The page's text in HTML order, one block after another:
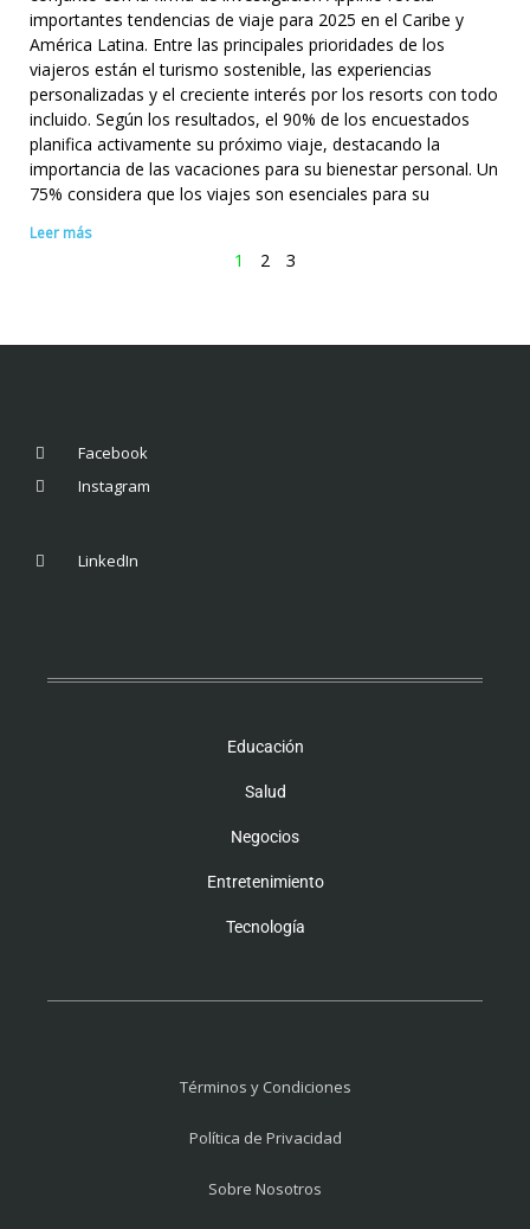
importantes tendencias de viaje para 2025 en el Caribe y
América Latina. Entre las principales prioridades de los
viajeros están el turismo sostenible, las experiencias
personalizadas y el creciente interés por los resorts con todo
incluido. Según los resultados, el 90% de los encuestados
planifica activamente su próximo viaje, destacando la
importancia de las vacaciones para su bienestar personal. Un
75% considera que los viajes son esenciales para su
Leer más
1 2 3
Facebook
Instagram
LinkedIn
Educación
Salud
Negocios
Entretenimiento
Tecnología
Términos y Condiciones
Política de Privacidad
Sobre Nosotros